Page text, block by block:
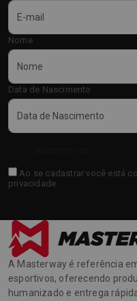
Nome
Data de Nascimento
Ao se cadastrar você está
privacidade.
A Masterway é referência
esportivos, oferecendo
humanizado e entrega